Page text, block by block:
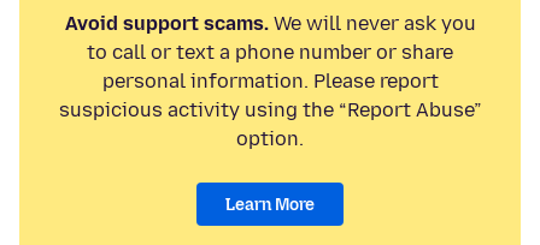
Avoid support scams.We will never ask you
to call or text a phone number or share
personal information. Please report
suspicious activity using the “Report Abuse”
option.
Learn More